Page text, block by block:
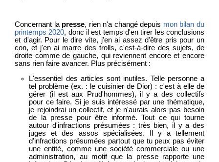
Concernant la presse, rien n'a changé depuis mon bilan du
printemps 2020, donc il est temps d'en tirer les conclusions
et d'agir. Pour le dire vite, j'en ai assez d'être pris pour un
con, et j'en ai marre des trolls, c'est-à-dire des sujets, de
droite comme de gauche, qui reviennent encore et encore
sans rien faire avancer. Plus précisément :
L'essentiel des articles sont inutiles. Telle personne a
tel problème (ex. : le cuisinier de Dior) : c'est à elle de
gérer (il est aux Prud'hommes), il y a des collectifs
pour ce faire. Si je suis intéressé par une thématique,
je rejoindrai un collectif, et je n'aurais alors pas besoin
de la presse pour être informé. Tout ce qui tourne
autour d'infractions présumées : très bien, il y a des
juges et des assos spécialisées. Il y a tellement
d'infractions présumées partout que tu peux pas éviter
une entité, comme une société commerciale ou une
administration, au motif que la presse rapporte une